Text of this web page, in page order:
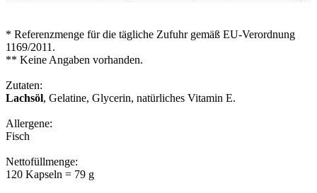
* Referenzmenge für die tägliche Zufuhr gemäß EU-Verordnung
1169/2011.
** Keine Angaben vorhanden.
Zutaten:
Lachsöl, Gelatine, Glycerin, natürliches Vitamin E.
Allergene:
Fisch
Nettofüllmenge:
120 Kapseln = 79 g